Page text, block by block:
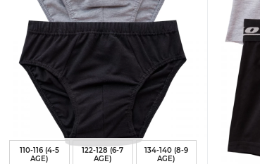
110-116 (4-5
AGE)
122-128 (6-7
AGE)
134-140 (8-9
AGE)